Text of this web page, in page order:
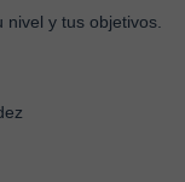
y tus objetivos.